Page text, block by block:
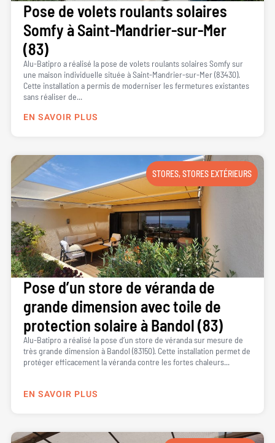
Pose de volets roulants solaires
Somfy à Saint-Mandrier-sur-Mer
(83)
Alu-Batipro a réalisé la pose de volets roulants solaires Somfy sur
une maison individuelle située à Saint-Mandrier-sur-Mer (83430).
Cette installation a permis de moderniser les fermetures existantes
sans réaliser de...
EN SAVOIR PLUS
STORES,STORES EXTÉRIEURS
Pose d’un store de véranda de
grande dimension avec toile de
protection solaire à Bandol (83)
Alu-Batipro a réalisé la pose d’un store de véranda sur mesure de
très grande dimension à Bandol (83150). Cette installation permet de
protéger efficacement la véranda contre les fortes chaleurs...
EN SAVOIR PLUS